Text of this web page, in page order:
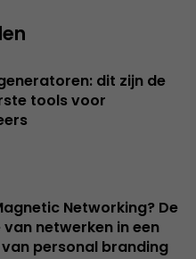
dit zijn de
tools voor
Networking? De
netwerken in een
personal branding